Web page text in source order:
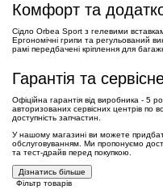
Комфорт та
Сідло Orbea Sport з гелевими
Ергономічні грипи та регульований
рамі передбачені кріплення для
Гарантія та
Офіційна гарантія від виробника - 5
авторизованих сервісних центрів по
доступність запчастин.
У нашому магазині ви можете
обслуговуванням. Ми пропонуємо
та тест-драйв перед покупкою.
Дізнатись більше
Фільтр товарів